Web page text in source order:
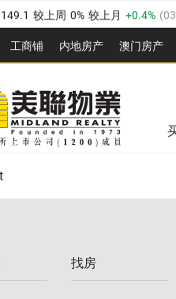
149.1 较上周 0% 较上月 0.4% (
157.4 较上周 -0.3% 较上月 -0.8%
156.4 较上周 -0.1% 较上月 0.3% (
134.8 较上周 0.1% 较上月
数 77.1 较上周 0.7% 较上月
工商铺 内地房产 澳⻔房产
149.1 较上周 0% 较上月
较上周 0.7%
找房